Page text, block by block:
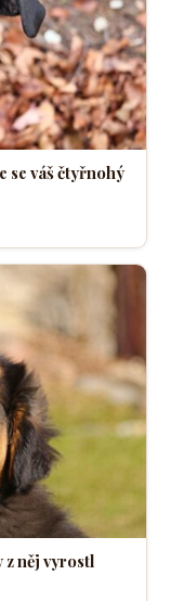
se váš čtyřnohý
z něj vyrostl